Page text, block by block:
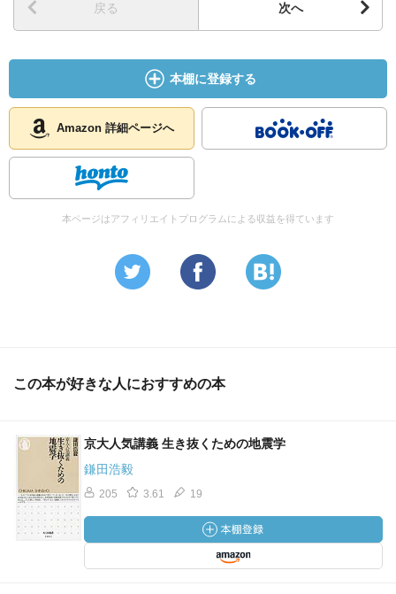
戻る 次へ
本棚に登録する
Amazon 詳細ページへ
本ページはアフィリエイトプログラムによる収益を得ています
この本が好きな人におすすめの本
京大人気講義 生き抜くための地震学
鎌田浩毅
205 3.61 19